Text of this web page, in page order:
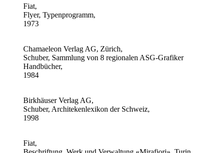
Fiat,
Flyer, Typenprogramm,
1973
Chamaeleon Verlag AG, Zürich,
Schuber, Sammlung von 8 regionalen ASG-Grafiker
Handbücher,
1984
Birkhäuser Verlag AG,
Schuber, Architekenlexikon der Schweiz,
1998
Fiat,